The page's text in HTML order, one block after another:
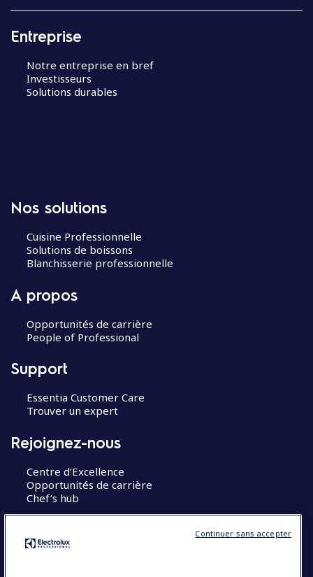
Entreprise
Notre entreprise en bref
Investisseurs
Solutions durables
Nos solutions
Cuisine Professionnelle
Solutions de boissons
Blanchisserie professionnelle
A propos
Opportunités de carrière
People of Professional
Support
Essentia Customer Care
Trouver un expert
Rejoignez-nous
Centre d’Excellence
Opportunités de carrière
Chef’s hub
Continuer sans accepter